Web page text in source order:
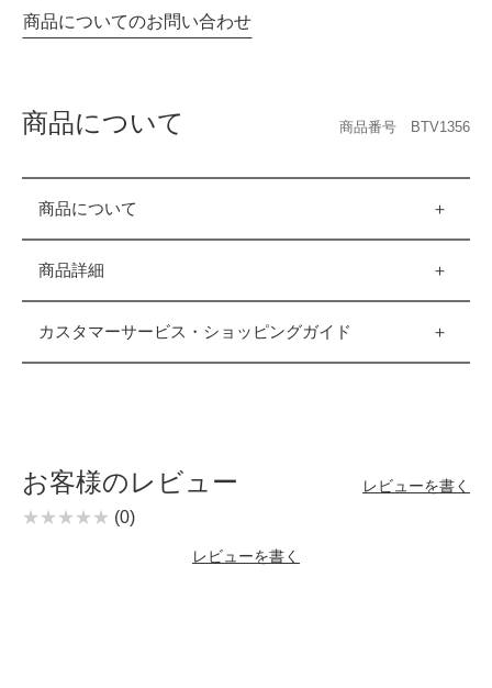
商品についてのお問い合わせ
商品について 商品番号 BTV1356
商品について
商品詳細
カスタマーサービス・ショッピングガイド
お客様のレビュー レビューを書く
(0)
レビューを書く